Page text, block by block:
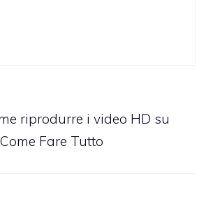
riprodurre i video HD su
Fare Tutto